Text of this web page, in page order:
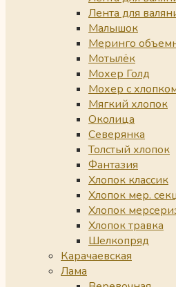
Лента для
Малышок
Меринго
Мотылёк
Мохер Голд
Мохер с
Мягкий хлопок
Околица
Северянка
Толстый хлопок
Фантазия
Хлопок классик
Хлопок мер.
Хлопок
Хлопок травка
Шелкопряд
Карачаевская
Лама